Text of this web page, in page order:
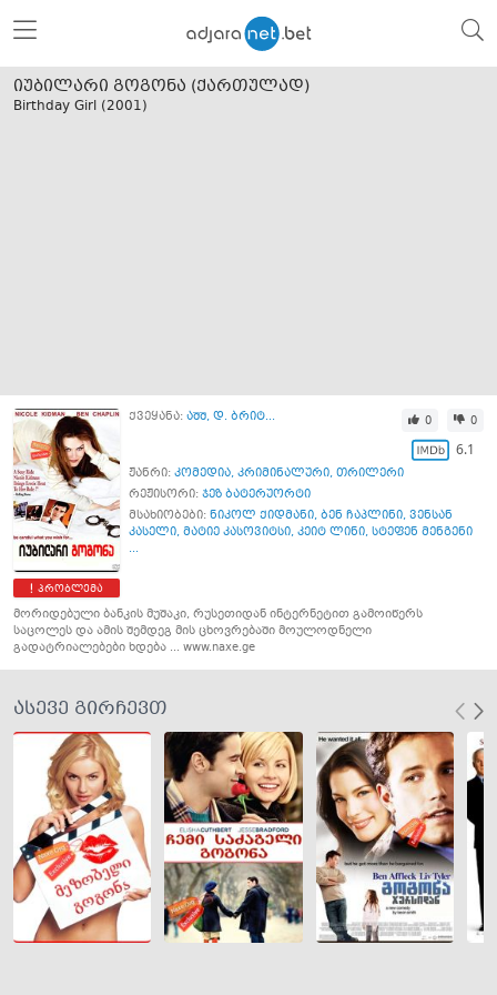
იუბილარი გოგონა (ქართულად)
Birthday Girl (2001)
პრობლემა
ქვეყანა: აშშ, დ. ბრიტ... 0 0
6.1
ჟანრი: კომედია, კრიმინალური, თრილერი
რეჟისორი: ჯეზ ბატერუორტი
მსახიობები: ნიკოლ ქიდმანი, ბენ ჩაპლინი, ვენსან
კასელი, მატიე კასოვიტსი, კეიტ ლინი, სტეფენ მენგენი
...
მორიდებული ბანკის მუშაკი, რუსეთიდან ინტერნეტით გამოიწერს
საცოლეს და ამის შემდეგ მის ცხოვრებაში მოულოდნელი
გადატრიალებები ხდება ... www.naxe.ge
ასევე გირჩევთ